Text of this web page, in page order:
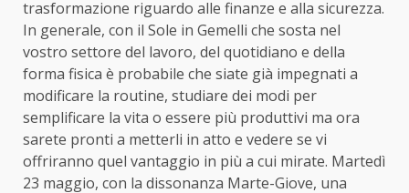
trasformazione riguardo alle finanze e alla sicurezza.
In generale, con il Sole in Gemelli che sosta nel
vostro settore del lavoro, del quotidiano e della
forma fisica è probabile che siate già impegnati a
modificare la routine, studiare dei modi per
semplificare la vita o essere più produttivi ma ora
sarete pronti a metterli in atto e vedere se vi
offriranno quel vantaggio in più a cui mirate. Martedì
23 maggio, con la dissonanza Marte-Giove, una